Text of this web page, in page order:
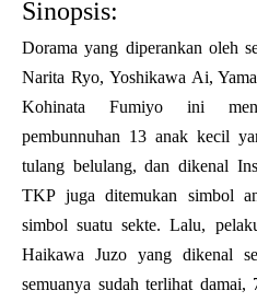
Sinopsis:
Dorama yang diperankan oleh
Narita Ryo, Yoshikawa Ai,
Kohinata Fumiyo ini
pembunnuhan 13 anak kecil
tulang belulang, dan dikenal
TKP juga ditemukan simbol
simbol suatu sekte. Lalu,
Haikawa Juzo yang dikenal
semuanya sudah terlihat